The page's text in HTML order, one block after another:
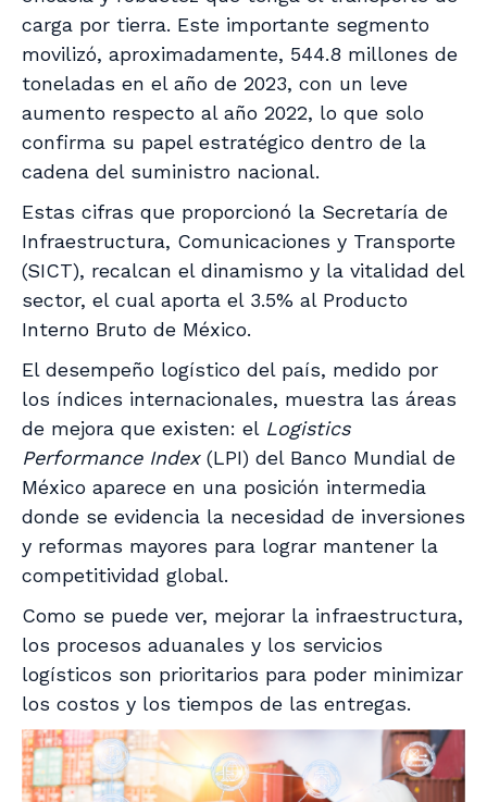
carga por tierra. Este importante segmento
movilizó, aproximadamente, 544.8 millones de
toneladas en el año de 2023, con un leve
aumento respecto al año 2022, lo que solo
confirma su papel estratégico dentro de la
cadena del suministro nacional.
Estas cifras que proporcionó la Secretaría de
Infraestructura, Comunicaciones y Transporte
(SICT), recalcan el dinamismo y la vitalidad del
sector, el cual aporta el 3.5% al Producto
Interno Bruto de México.
El desempeño logístico del país, medido por
los índices internacionales, muestra las áreas
de mejora que existen: el Logistics
Performance Index (LPI) del Banco Mundial de
México aparece en una posición intermedia
donde se evidencia la necesidad de inversiones
y reformas mayores para lograr mantener la
competitividad global.
Como se puede ver, mejorar la infraestructura,
los procesos aduanales y los servicios
logísticos son prioritarios para poder minimizar
los costos y los tiempos de las entregas.